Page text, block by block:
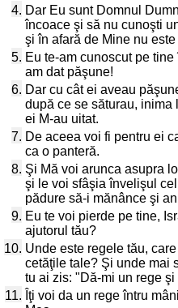
4. Dar Eu sunt Domnul
încoace şi să nu cunoşti
şi în afară de Mine nu este
5. Eu te-am cunoscut pe
am dat păşune!
6. Dar cu cât ei aveau
după ce se săturau, inima
ei M-au uitat.
7. De aceea voi fi pentru ei
ca o panteră.
8. Şi Mă voi arunca asupra
şi le voi sfâşia învelişul
pădure să-i mănânce şi
9. Eu te voi pierde pe tine,
ajutorul tău?
10. Unde este regele tău,
cetăţile tale? Şi unde mai
tu ai zis: "Dă-mi un rege
11. Îţi voi da un rege întru